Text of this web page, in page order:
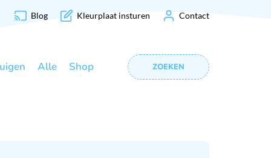
Blog Kleurplaat insturen Contact
Alle Shop ZOEKEN